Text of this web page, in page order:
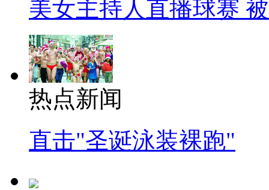
美女主持人直播球赛
热点新闻
直击"圣诞泳装裸跑"